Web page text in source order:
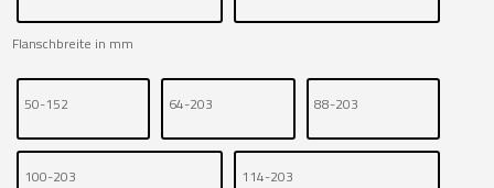
Flanschbreite in mm
50-152 64-203 88-203
100-203 114-203